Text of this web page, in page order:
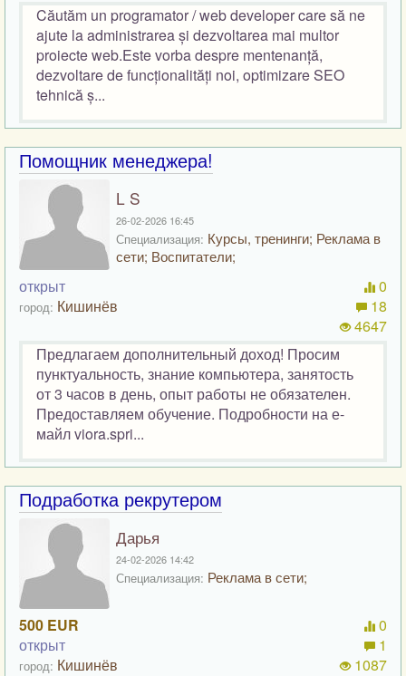
Căutăm un programator / web developer care să ne
ajute la administrarea și dezvoltarea mai multor
proiecte web.Este vorba despre mentenanță,
dezvoltare de funcționalități noi, optimizare SEO
tehnică ș...
Помощник менеджера!
L S
26-02-2026 16:45
Специализация: Курсы, тренинги; Реклама в
сети; Воспитатели;
открыт
город: Кишинёв
0
18
4647
Предлагаем дополнительный доход! Просим
пунктуальность, знание компьютера, занятость
от 3 часов в день, опыт работы не обязателен.
Предоставляем обучение. Подробности на е-
майл viora.spri...
Подработка рекрутером
Дарья
24-02-2026 14:42
Специализация: Реклама в сети;
500 EUR
открыт
город: Кишинёв
0
1
1087